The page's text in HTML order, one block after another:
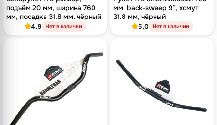
подъём 20 мм, ширина 760
мм, посадка 31.8 мм, чёрный
4,9 Нет в наличии
мм, back-sweep 9°, хомут
31.8 мм, чёрный
5,0 Нет в наличии